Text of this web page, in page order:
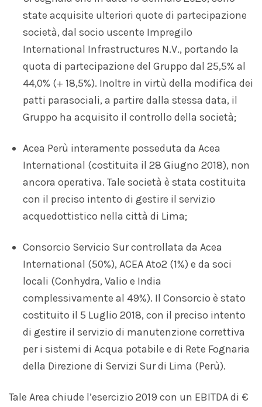
state acquisite ulteriori quote di partecipazione
società, dal socio uscente Impregilo
International Infrastructures N.V., portando la
quota di partecipazione del Gruppo dal 25,5% al
44,0% (+ 18,5%). Inoltre in virtù della modifica dei
patti parasociali, a partire dalla stessa data, il
Gruppo ha acquisito il controllo della società;
Acea Perù interamente posseduta da Acea
International (costituita il 28 Giugno 2018), non
ancora operativa. Tale società è stata costituita
con il preciso intento di gestire il servizio
acquedottistico nella città di Lima;
Consorcio Servicio Sur controllata da Acea
International (50%), ACEA Ato2 (1%) e da soci
locali (Conhydra, Valio e India
complessivamente al 49%). Il Consorcio è stato
costituito il 5 Luglio 2018, con il preciso intento
di gestire il servizio di manutenzione correttiva
per i sistemi di Acqua potabile e di Rete Fognaria
della Direzione di Servizi Sur di Lima (Perù).
Tale Area chiude l’esercizio 2019 con un EBITDA di €